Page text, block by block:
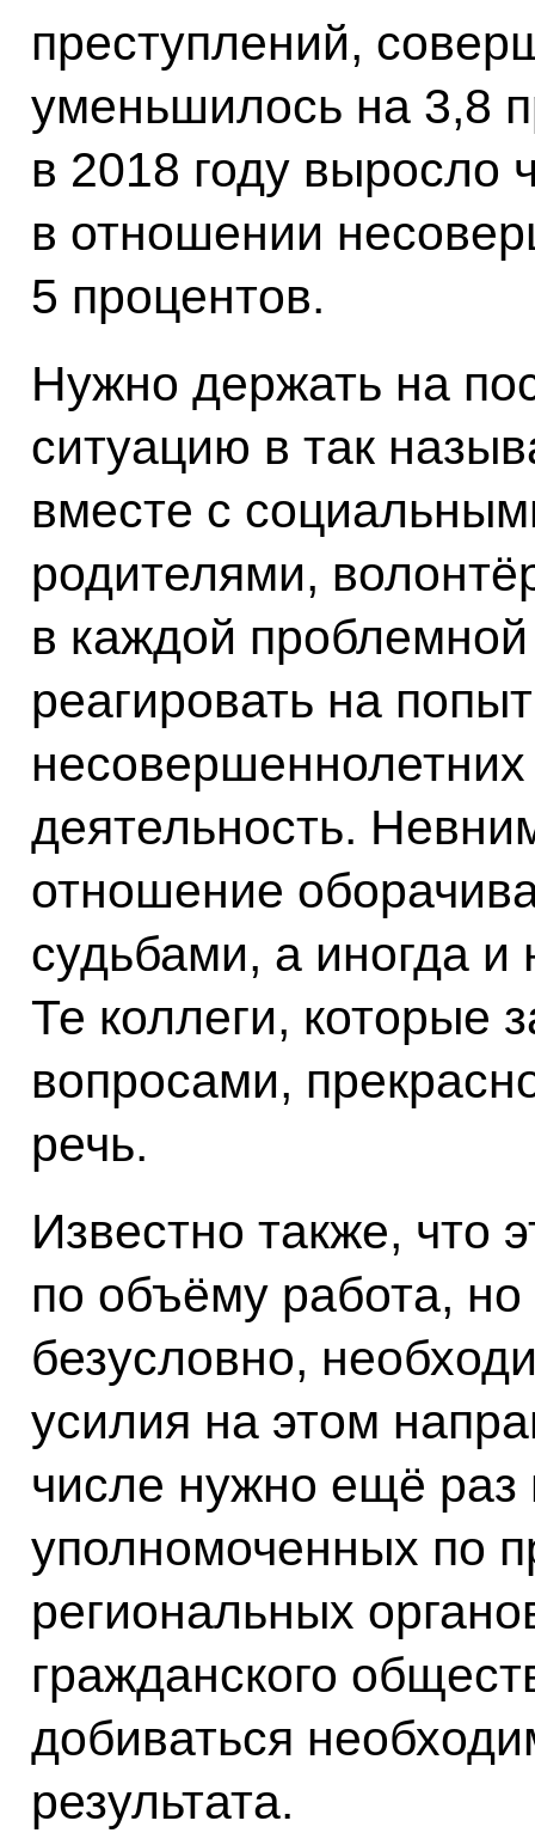
преступлений,
уменьшилось на 3,8
в 2018 году выросло
в отношении
5 процентов.
Нужно держать на
ситуацию в так
вместе с
родителями,
в каждой
реагировать на
деятельность.
отношение
судьбами, а иногда
Те коллеги, которые
вопросами,
речь.
Известно также, что
по объёму работа,
безусловно,
усилия на этом
числе нужно ещё раз
уполномоченных по
региональных
гражданского
добиваться
результата.